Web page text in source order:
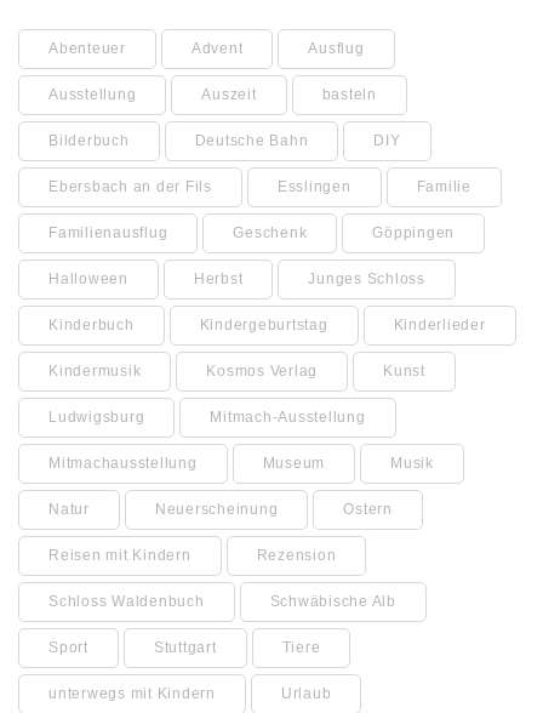
Abenteuer Advent Ausflug
Ausstellung Auszeit basteln
Bilderbuch Deutsche Bahn DIY
Ebersbach an der Fils Esslingen Familie
Familienausflug Geschenk Göppingen
Halloween Herbst Junges Schloss
Kinderbuch Kindergeburtstag Kinderlieder
Kindermusik Kosmos Verlag Kunst
Ludwigsburg Mitmach-Ausstellung
Mitmachausstellung Museum Musik
Natur Neuerscheinung Ostern
Reisen mit Kindern Rezension
Schloss Waldenbuch Schwäbische Alb
Sport Stuttgart Tiere
unterwegs mit Kindern Urlaub